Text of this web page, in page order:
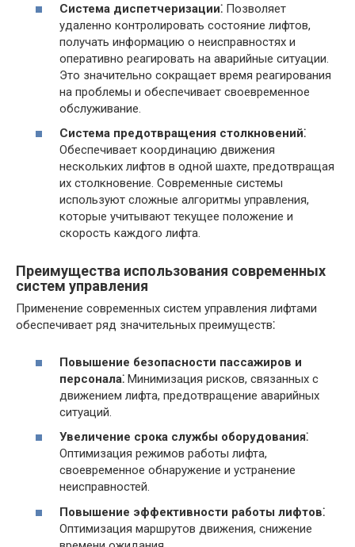
Система диспетчеризации⁚ Позволяет
удаленно контролировать состояние лифтов,
получать информацию о неисправностях и
оперативно реагировать на аварийные ситуации.
Это значительно сокращает время реагирования
на проблемы и обеспечивает своевременное
обслуживание.
Система предотвращения столкновений⁚
Обеспечивает координацию движения
нескольких лифтов в одной шахте, предотвращая
их столкновение. Современные системы
используют сложные алгоритмы управления,
которые учитывают текущее положение и
скорость каждого лифта.
Преимущества использования современных
систем управления
Применение современных систем управления лифтами
обеспечивает ряд значительных преимуществ⁚
Повышение безопасности пассажиров и
персонала⁚ Минимизация рисков, связанных с
движением лифта, предотвращение аварийных
ситуаций.
Увеличение срока службы оборудования⁚
Оптимизация режимов работы лифта,
своевременное обнаружение и устранение
неисправностей.
Повышение эффективности работы лифтов⁚
Оптимизация маршрутов движения, снижение